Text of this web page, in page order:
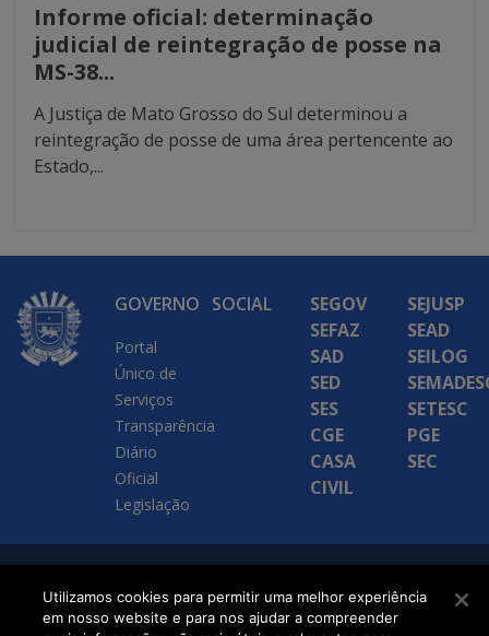
Informe oficial: determinação
judicial de reintegração de posse na
MS-38...
A Justiça de Mato Grosso do Sul determinou a
reintegração de posse de uma área pertencente ao
Estado,...
GOVERNO
Portal
Único de
Serviços
Transparência
Diário
Oficial
Legislação
SOCIAL
SEGOV
SEFAZ
SAD
SED
SES
CGE
CASA
CIVIL
SEJUSP
SEAD
SEILOG
SETESC
PGE
SEC
SETDIG | Secretaria-
Executiva de
Utilizamos cookies para permitir uma melhor experiência
em nosso website e para nos ajudar a compreender